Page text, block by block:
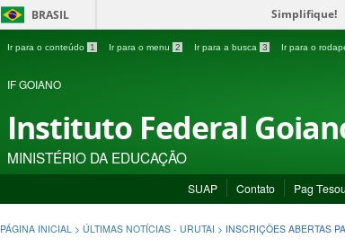
BRASIL Simplifique!
Ir para o conteúdo 1 Ir para o menu 2 Ir para a busca 3 Ir para o
IF GOIANO
Instituto Federal
MINISTÉRIO DA EDUCAÇÃO
SUAP Contato Pag
PÁGINA INICIAL > ÚLTIMAS NOTÍCIAS - URUTAI > INSCRIÇÕES ABERTAS